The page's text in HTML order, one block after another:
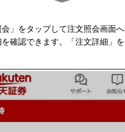
会」をタップして注文照会画面へ
を確認できます。「注文詳細」